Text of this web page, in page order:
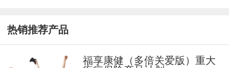
热销推荐产品
福享康健（多倍关爱版）重大